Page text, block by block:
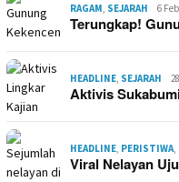
RAGAM SEJARAH 6
Terungkap!
HEADLINE SEJARAH
Aktivis
HEADLINE PERISTIWA
Viral Nelayan